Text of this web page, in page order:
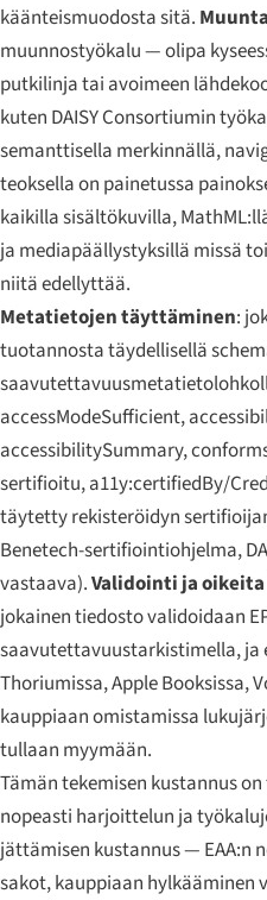
käänteismuodosta sitä.
muunnostyökalu — olipa
putkilinja tai avoimeen
kuten DAISY Consortiumin
semanttisella merkinnällä,
teoksella on painetussa
kaikilla sisältökuvilla,
ja mediapäällystyksillä missä
niitä edellyttää.
Metatietojen täyttäminen:
tuotannosta täydellisellä
accessModeSufficient,
accessibilitySummary,
sertifioitu, a11y:certifiedBy/
täytetty rekisteröidyn
Benetech-sertifiointiohjelma,
vastaava).Validointi ja
jokainen tiedosto validoidaan
saavutettavuustarkistimella,
Thoriumissa, Apple Booksissa,
kauppiaan omistamissa
tullaan myymään.
Tämän tekemisen kustannus
nopeasti harjoittelun ja
jättämisen kustannus —
sakot, kauppiaan hylkääminen